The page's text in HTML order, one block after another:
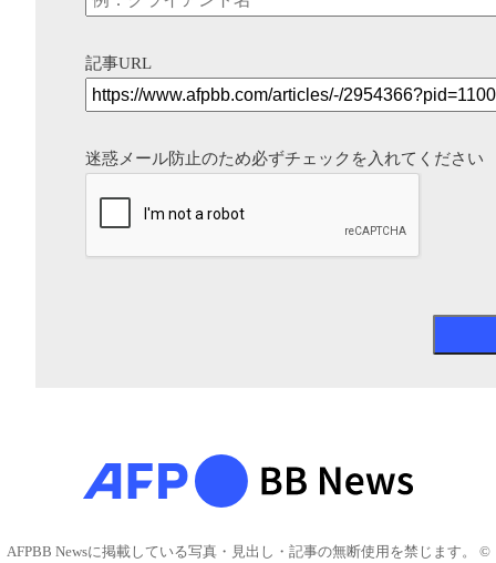
記事URL
迷惑メール防止のため必ずチェックを入れてください
AFPBB Newsに掲載している写真・見出し・記事の無断使用を禁じます。 ©